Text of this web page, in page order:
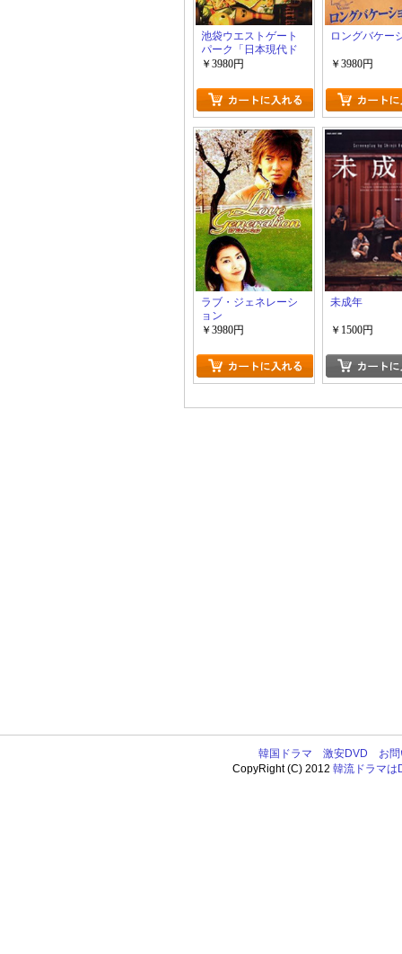
池袋ウエストゲート
パーク「日本現代ド
ラマ」
￥3980円
ロングバケー
￥3980円
ラブ・ジェネレーシ
ョン
￥3980円
未成年
￥1500円
韓国ドラマ 激安DVD
お
CopyRight (C) 2012韓流ドラマは